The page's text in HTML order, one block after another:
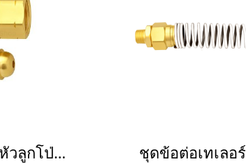
ข้อต่อหัวสายหัวลูกโป่งขวา ชุดข้อต่อเทเลอร์